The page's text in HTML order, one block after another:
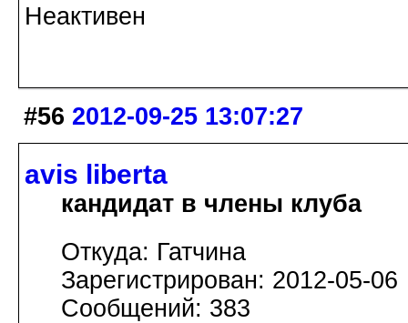
Неактивен
#56 2012-09-25 13:07:27
avis libertа
кандидат в члены клуба
Откуда: Гатчина
Зарегистрирован: 2012-05-06
Сообщений: 383